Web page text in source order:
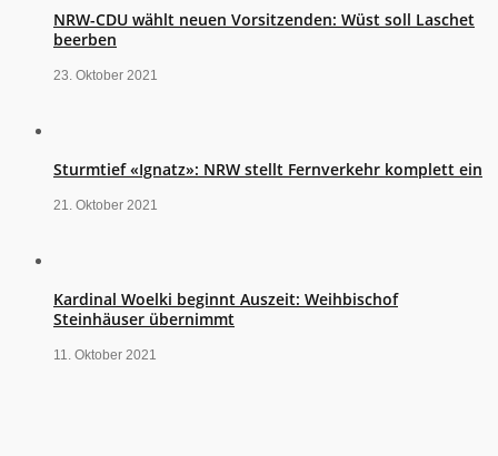
NRW-CDU wählt neuen Vorsitzenden: Wüst soll Laschet
beerben
23. Oktober 2021
Sturmtief «Ignatz»: NRW stellt Fernverkehr komplett ein
21. Oktober 2021
Kardinal Woelki beginnt Auszeit: Weihbischof
Steinhäuser übernimmt
11. Oktober 2021